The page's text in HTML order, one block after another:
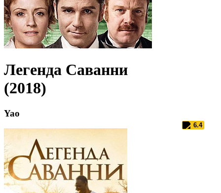
Легенда Саванни
(2018)
Yao
6.4